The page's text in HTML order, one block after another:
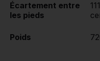
Écartement entre
les pieds
Poids